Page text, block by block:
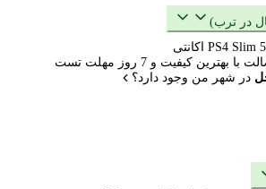
کیفیت و 7 روز مهلت تست
در شهر من وجود دارد؟